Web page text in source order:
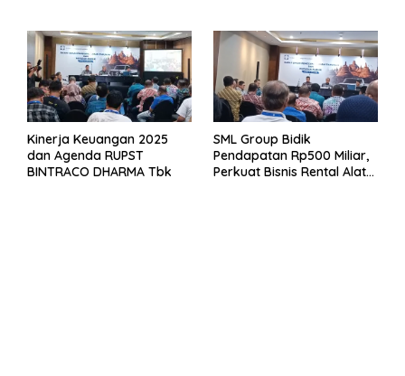
Kinerja Keuangan 2025
dan Agenda RUPST
BINTRACO DHARMA Tbk
SML Group Bidik
Pendapatan Rp500 Miliar,
Perkuat Bisnis Rental Alat